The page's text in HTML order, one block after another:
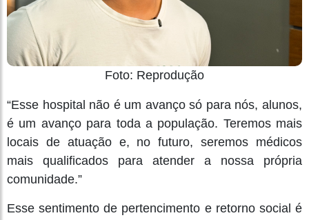
Foto: Reprodução
“Esse hospital não é um avanço só para nós, alunos,
é um avanço para toda a população. Teremos mais
locais de atuação e, no futuro, seremos médicos
mais qualificados para atender a nossa própria
comunidade.”
Esse sentimento de pertencimento e retorno social é